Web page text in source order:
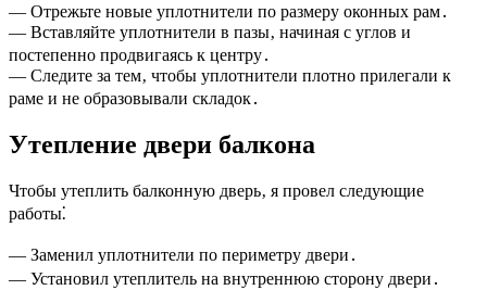
— Отрежьте новые уплотнители по размеру оконных рам․
— Вставляйте уплотнители в пазы‚ начиная с углов и
постепенно продвигаясь к центру․
— Следите за тем‚ чтобы уплотнители плотно прилегали к
раме и не образовывали складок․
Утепление двери балкона
Чтобы утеплить балконную дверь‚ я провел следующие
работы⁚
— Заменил уплотнители по периметру двери․
— Установил утеплитель на внутреннюю сторону двери․